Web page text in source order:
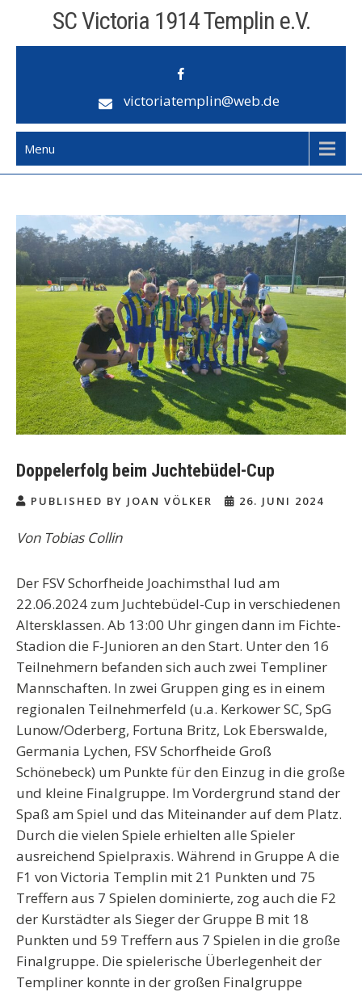
content
SC Victoria 1914 Templin e.V.
victoriatemplin@web.de
Menu
Doppelerfolg beim Juchtebüdel-Cup
PUBLISHED BY JOAN VÖLKER 26. JUNI 2024
Von Tobias Collin
Der FSV Schorfheide Joachimsthal lud am
22.06.2024 zum Juchtebüdel-Cup in verschiedenen
Altersklassen. Ab 13:00 Uhr gingen dann im Fichte-
Stadion die F-Junioren an den Start. Unter den 16
Teilnehmern befanden sich auch zwei Templiner
Mannschaften. In zwei Gruppen ging es in einem
regionalen Teilnehmerfeld (u.a. Kerkower SC, SpG
Lunow/Oderberg, Fortuna Britz, Lok Eberswalde,
Germania Lychen, FSV Schorfheide Groß
Schönebeck) um Punkte für den Einzug in die große
und kleine Finalgruppe. Im Vordergrund stand der
Spaß am Spiel und das Miteinander auf dem Platz.
Durch die vielen Spiele erhielten alle Spieler
ausreichend Spielpraxis. Während in Gruppe A die
F1 von Victoria Templin mit 21 Punkten und 75
Treffern aus 7 Spielen dominierte, zog auch die F2
der Kurstädter als Sieger der Gruppe B mit 18
Punkten und 59 Treffern aus 7 Spielen in die große
Finalgruppe. Die spielerische Überlegenheit der
Templiner konnte in der großen Finalgruppe